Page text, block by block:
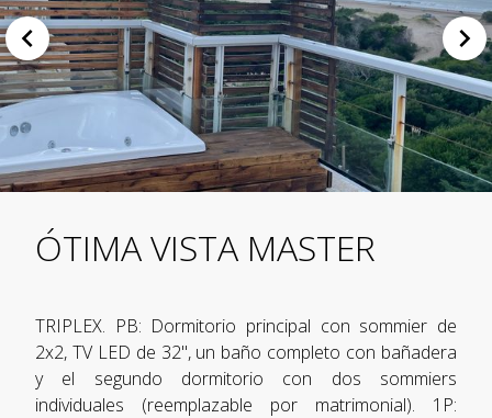
ÓTIMA VISTA MASTER
TRIPLEX. PB: Dormitorio principal con sommier de
2x2, TV LED de 32", un baño completo con bañadera
y el segundo dormitorio con dos sommiers
individuales (reemplazable por matrimonial). 1P: